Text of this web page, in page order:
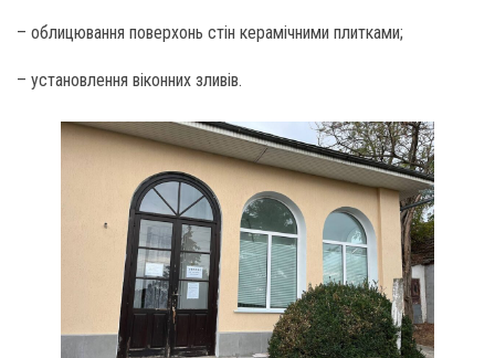
– облицювання поверхонь стін керамічними плитками;
– установлення віконних зливів.